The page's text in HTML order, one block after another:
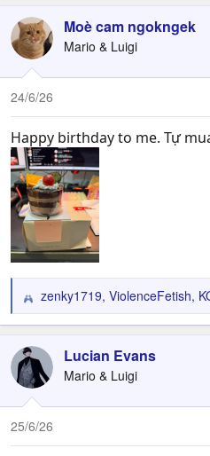
c
t
i
o
n
Moè cam ngokngek
Mario & Luigi
24/6/26
Happy birthday to me. Tự
R
e
c
t
i
o
n
zenky1719, ViolenceFetish,
Lucian Evans
Mario & Luigi
25/6/26